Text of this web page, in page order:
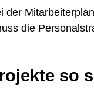
der
die
so